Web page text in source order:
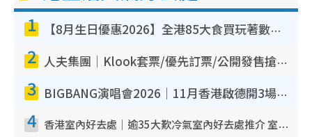
1 【8月生日優惠2026】全港85大食買玩著數攻略 自助餐/火鍋放題同行免費＋誠品/DONKI送現金券
2 人夫集團｜Klook套票/優先訂票/公開發售搶飛攻略！附票價.購票連結.場地座位表
3 BIGBANG演唱會2026｜11月香港啟德開3場！實名制VIP申請、優先購票攻略
4 香港室內好去處｜逾35大歎冷氣室內好去處推介 室內活動免費避雨無懼落雨